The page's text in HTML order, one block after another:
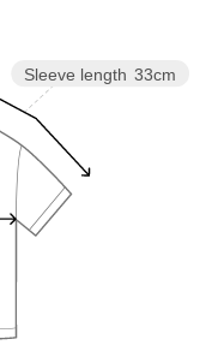
などの閲覧環境によ
Sleeve length 33cm